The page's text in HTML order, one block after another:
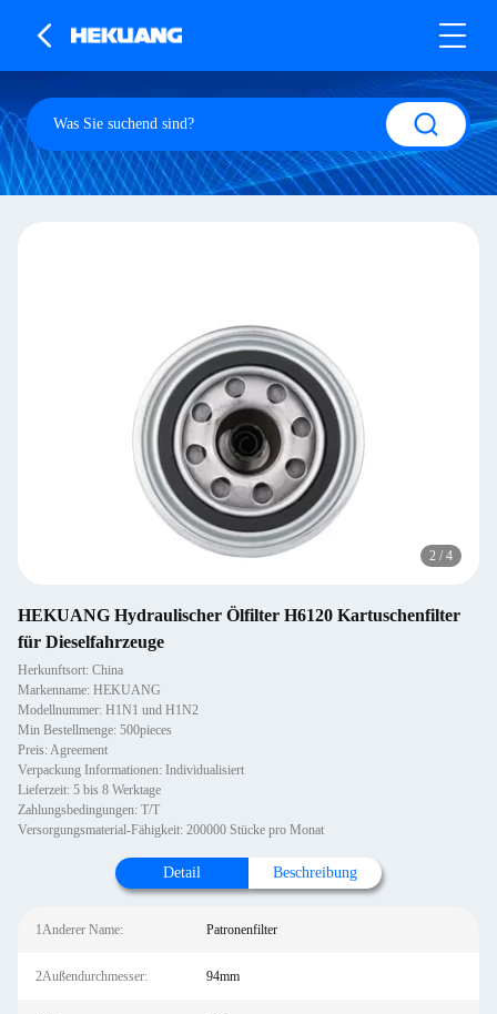
2 / 4
HEKUANG Hydraulischer Ölfilter H6120 Kartuschenfilter
für Dieselfahrzeuge
Herkunftsort: China
Markenname: HEKUANG
Modellnummer: H1N1 und H1N2
Min Bestellmenge: 500pieces
Preis: Agreement
Verpackung Informationen: Individualisiert
Lieferzeit: 5 bis 8 Werktage
Zahlungsbedingungen: T/T
Versorgungsmaterial-Fähigkeit: 200000 Stücke pro Monat
Detail Beschreibung
1Anderer Name: Patronenfilter
2Außendurchmesser: 94mm